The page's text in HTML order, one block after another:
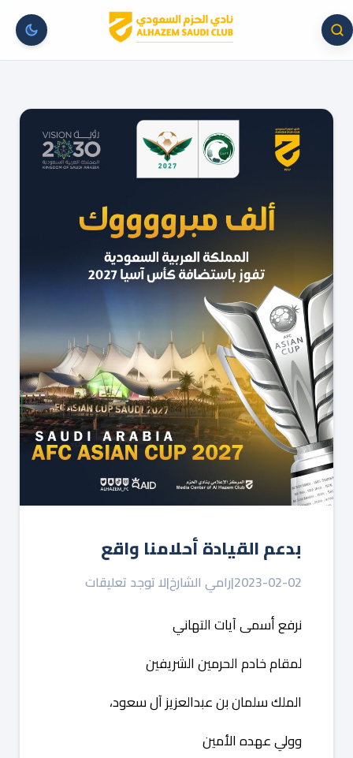
بدعم القيادة أحلامنا واقع
2023-02-02
|رامي الشارخ|لا توجد تعليقات
نرفعأسمىآياتالتهاني
لمقامخادمالحرمينالشريفين
الملكسلمانبنعبدالعزيزآلسعود،
ووليعهدهالأمين